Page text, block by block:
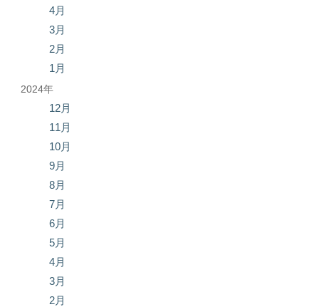
4月
3月
2月
1月
2024年
12月
11月
10月
9月
8月
7月
6月
5月
4月
3月
2月